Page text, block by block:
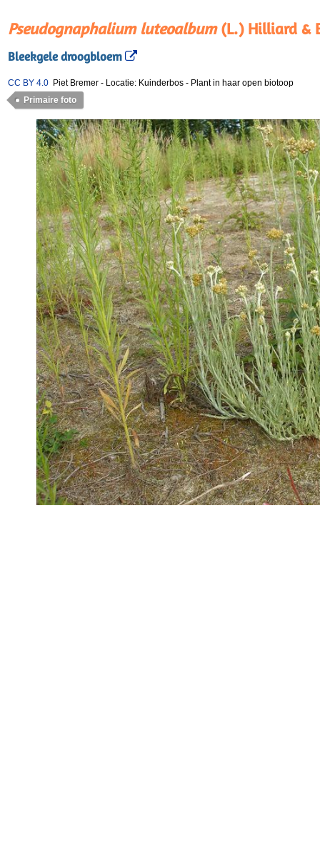
Pseudognaphalium luteoalbum(L.) Hilliard &
Bleekgele droogbloem
CC BY 4.0 Piet Bremer - Locatie: Kuinderbos - Plant in haar open biotoop
Primaire foto